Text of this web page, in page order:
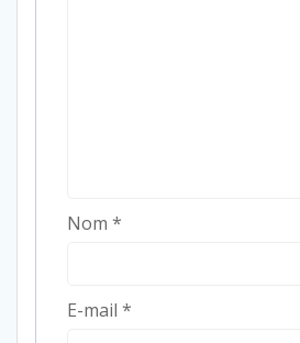
Nom *
E-mail *